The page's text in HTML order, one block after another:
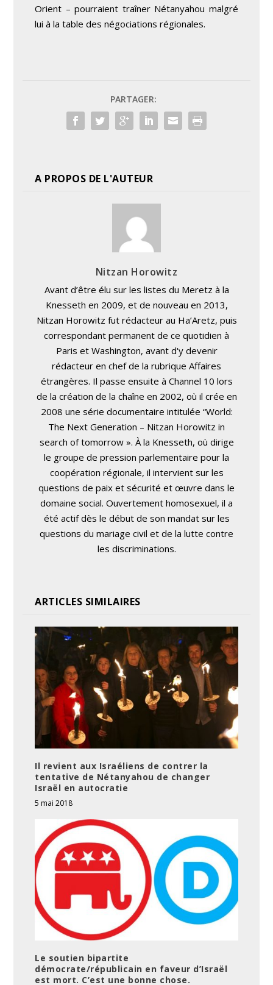
Orient – pourraient traîner Nétanyahou malgré
lui à la table des négociations régionales.
PARTAGER:
A PROPOS DE L'AUTEUR
Nitzan Horowitz
Avant d’être élu sur les listes du Meretz à la
Knesseth en 2009, et de nouveau en 2013,
Nitzan Horowitz fut rédacteur au Ha’Aretz, puis
correspondant permanent de ce quotidien à
Paris et Washington, avant d'y devenir
rédacteur en chef de la rubrique Affaires
étrangères. Il passe ensuite à Channel 10 lors
de la création de la chaîne en 2002, où il crée en
2008 une série documentaire intitulée “World:
The Next Generation – Nitzan Horowitz in
search of tomorrow ». À la Knesseth, où dirige
le groupe de pression parlementaire pour la
coopération régionale, il intervient sur les
questions de paix et sécurité et œuvre dans le
domaine social. Ouvertement homosexuel, il a
été actif dès le début de son mandat sur les
questions du mariage civil et de la lutte contre
les discriminations.
ARTICLES SIMILAIRES
Il revient aux Israéliens de contrer la
tentative de Nétanyahou de changer
Israël en autocratie
5 mai 2018
Le soutien bipartite
démocrate/républicain en faveur d’Israël
est mort. C’est une bonne chose.